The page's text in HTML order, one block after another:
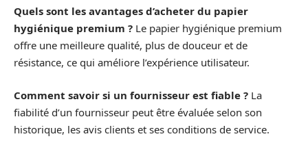
Quels sont les avantages d’acheter du papier
hygiénique premium ? Le papier hygiénique premium
offre une meilleure qualité, plus de douceur et de
résistance, ce qui améliore l’expérience utilisateur.
Comment savoir si un fournisseur est fiable ? La
fiabilité d’un fournisseur peut être évaluée selon son
historique, les avis clients et ses conditions de service.